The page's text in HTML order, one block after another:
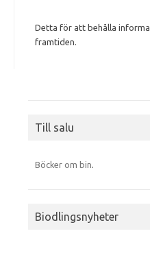
Detta för att behålla
framtiden.
Till salu
Böcker om bin.
Biodlingsnyheter